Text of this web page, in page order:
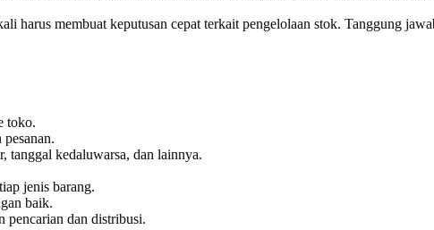
harus membuat keputusan cepat terkait pengelolaan stok. Tanggung
toko.
tanggal kedaluwarsa, dan lainnya.
jenis barang.
baik.
pencarian dan distribusi.